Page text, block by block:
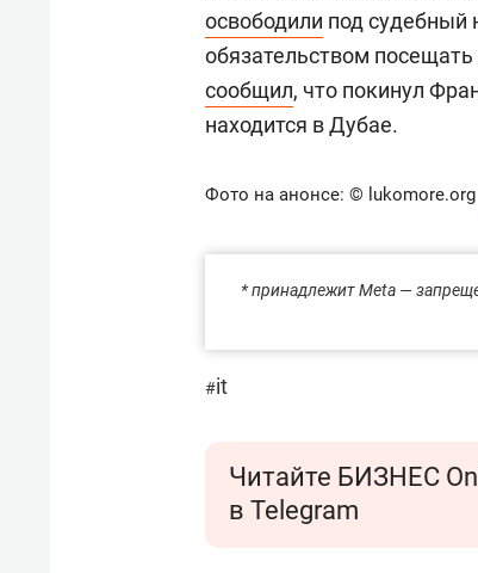
освободили под судебный
обязательством
сообщил, что покинул
находится в Дубае.
Фото на анонсе: ©
* принадлежит Meta —
#it
Читайте БИЗНЕС
в Telegram